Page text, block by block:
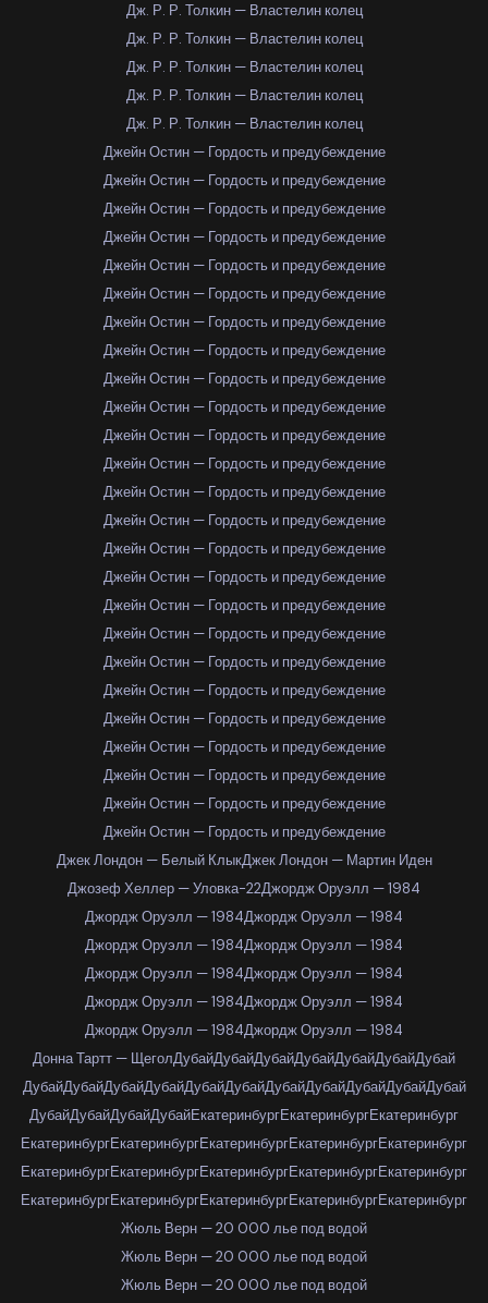
Дж. Р. Р. Толкин — Властелин колец
Дж. Р. Р. Толкин — Властелин колец
Дж. Р. Р. Толкин — Властелин колец
Дж. Р. Р. Толкин — Властелин колец
Дж. Р. Р. Толкин — Властелин колец
Джейн Остин — Гордость и предубеждение
Джейн Остин — Гордость и предубеждение
Джейн Остин — Гордость и предубеждение
Джейн Остин — Гордость и предубеждение
Джейн Остин — Гордость и предубеждение
Джейн Остин — Гордость и предубеждение
Джейн Остин — Гордость и предубеждение
Джейн Остин — Гордость и предубеждение
Джейн Остин — Гордость и предубеждение
Джейн Остин — Гордость и предубеждение
Джейн Остин — Гордость и предубеждение
Джейн Остин — Гордость и предубеждение
Джейн Остин — Гордость и предубеждение
Джейн Остин — Гордость и предубеждение
Джейн Остин — Гордость и предубеждение
Джейн Остин — Гордость и предубеждение
Джейн Остин — Гордость и предубеждение
Джейн Остин — Гордость и предубеждение
Джейн Остин — Гордость и предубеждение
Джейн Остин — Гордость и предубеждение
Джейн Остин — Гордость и предубеждение
Джейн Остин — Гордость и предубеждение
Джейн Остин — Гордость и предубеждение
Джейн Остин — Гордость и предубеждение
Джейн Остин — Гордость и предубеждение
Джек Лондон — Белый КлыкДжек Лондон — Мартин Иден
Джозеф Хеллер — Уловка-22Джордж Оруэлл — 1984
Джордж Оруэлл — 1984Джордж Оруэлл — 1984
Джордж Оруэлл — 1984Джордж Оруэлл — 1984
Джордж Оруэлл — 1984Джордж Оруэлл — 1984
Джордж Оруэлл — 1984Джордж Оруэлл — 1984
Джордж Оруэлл — 1984Джордж Оруэлл — 1984
Донна Тартт — ЩеголДубайДубайДубайДубайДубайДубайДубай
ДубайДубайДубайДубайДубайДубайДубайДубайДубайДубайДубай
ДубайДубайДубайДубайЕкатеринбургЕкатеринбургЕкатеринбург
ЕкатеринбургЕкатеринбургЕкатеринбургЕкатеринбургЕкатеринбург
ЕкатеринбургЕкатеринбургЕкатеринбургЕкатеринбургЕкатеринбург
ЕкатеринбургЕкатеринбургЕкатеринбургЕкатеринбургЕкатеринбург
Жюль Верн — 20 000 лье под водой
Жюль Верн — 20 000 лье под водой
Жюль Верн — 20 000 лье под водой